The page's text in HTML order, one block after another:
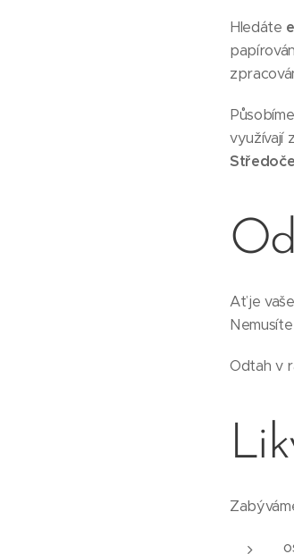
Hledáte
využívají
Ať je
Odtah v